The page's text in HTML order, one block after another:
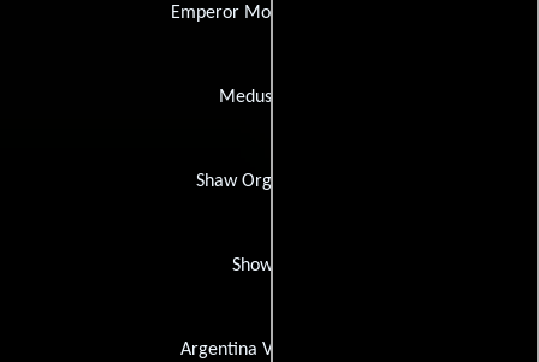
Emperor Motion Pictures
Medusa Film
Shaw Organisation
Showgate
Argentina Video Home